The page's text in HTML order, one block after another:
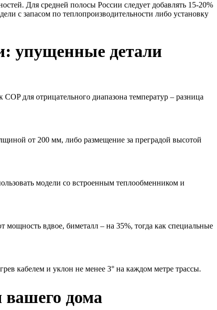
Для средней полосы России следует добавлять 15-20%
с запасом по теплопроизводительности либо установку
упущенные детали
для отрицательного диапазона температур – разница
от 200 мм, либо размещение за преградой высотой
модели со встроенным теплообменником и
вдвое, биметалл – на 35%, тогда как специальные
кабелем и уклон не менее 3° на каждом метре трассы.
вашего дома